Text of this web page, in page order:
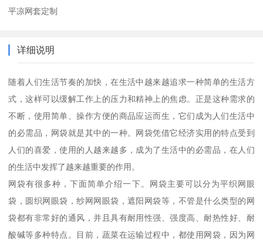
平凉网套定制
详细说明
随着人们生活节奏的加快，在生活中越来越追求一种简单的生活方
式，这样可以缓解工作上的压力和精神上的焦虑。正是这种需求的
不断，使用简单、操作方便的商品应运而生，它们成为人们生活中
的必需品，网袋就是其中的一种。网袋凭借它经济实用的特点受到
人们的喜爱，使用的人越来越多，成为了生活中的必需品，在人们
的生活中发挥了越来越重要的作用。
网袋有很多种，下面简单介绍一下。网袋主要可以分为平织网眼
袋，圆织网眼袋，纱网网眼袋，遮阳网袋等，不管是什么类型的网
袋都有非常好的通风，并且具有耐用性强、强度高、耐热性好、耐
酸碱等多种特点。目前，蔬菜在运输过程中，都使用网袋，因为网